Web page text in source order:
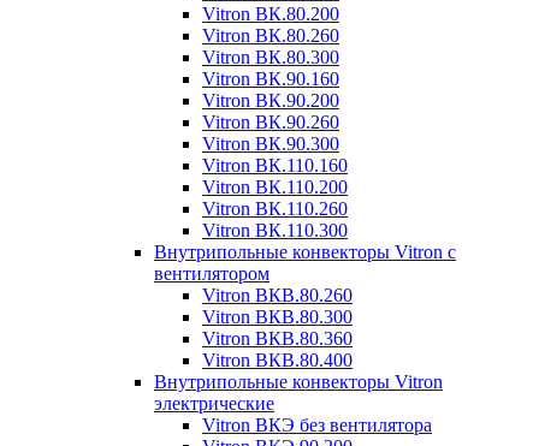
Vitron ВК.80.200
Vitron ВК.80.260
Vitron ВК.80.300
Vitron ВК.90.160
Vitron ВК.90.200
Vitron ВК.90.260
Vitron ВК.90.300
Vitron ВК.110.160
Vitron ВК.110.200
Vitron ВК.110.260
Vitron ВК.110.300
Внутрипольные конвекторы Vitron с
вентилятором
Vitron ВКВ.80.260
Vitron ВКВ.80.300
Vitron ВКВ.80.360
Vitron ВКВ.80.400
Внутрипольные конвекторы Vitron
электрические
Vitron ВКЭ без вентилятора